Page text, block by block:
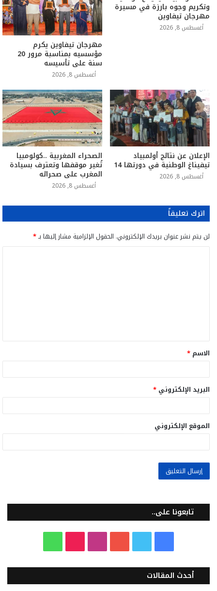
وتكريم وجوه بارزة في مسيرة
مهرجان تيفاوين
أغسطس 8, 2026
مهرجان تيفاوين يكرم
مؤسسيه بمناسبة مرور 20
سنة على تأسيسه
أغسطس 8, 2026
الإعلان عن نتائج أولمبياد
تيفيناغ الوطنية في دورتها 14
أغسطس 8, 2026
الصحراء المغربية ..كولومبيا
تُغير موقفها وتعترف بسيادة
المغرب على صحرائه
أغسطس 8, 2026
اترك تعليقاً
لن يتم نشر عنوان بريدك الإلكتروني. الحقول الإلزامية مشار إليها بـ*
ق
*
الاسم *
البريد الإلكتروني *
الموقع الإلكتروني
تابعونا على..
س
ي
ت
س
k
ت
أحدث المقالات